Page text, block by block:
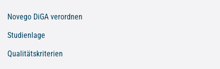
Novego DiGA verordnen
Studienlage
Qualitätskriterien